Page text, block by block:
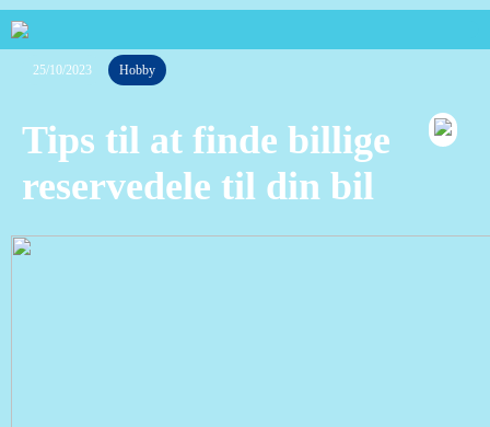
25/10/2023 Hobby
Tips til at finde billige
reservedele til din bil